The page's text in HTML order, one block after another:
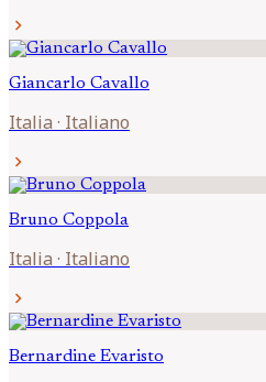
chevron_right
Giancarlo Cavallo
Italia · Italiano
chevron_right
Bruno Coppola
Italia · Italiano
chevron_right
Bernardine Evaristo